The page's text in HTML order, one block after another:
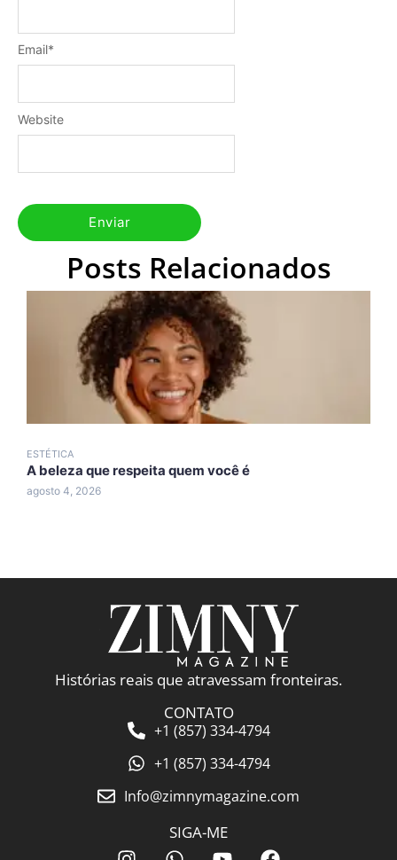
Email*
Website
Posts Relacionados
ESTÉTICA
A beleza que respeita quem você é
agosto 4, 2026
Histórias reais que atravessam fronteiras.
CONTATO
+1 (857) 334-4794
+1 (857) 334-4794
Info@zimnymagazine.com
SIGA-ME